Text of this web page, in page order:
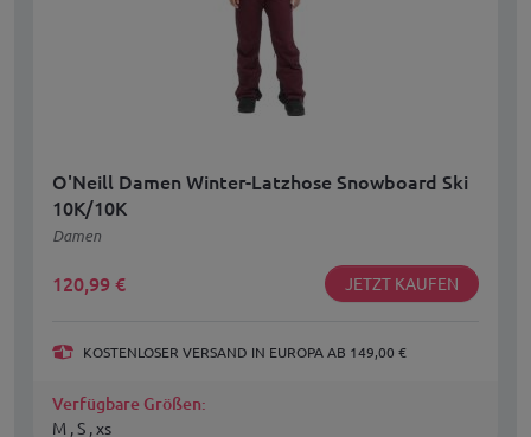
O'Neill Damen Winter-Latzhose Snowboard Ski
10K/10K
Damen
120,99 € JETZT KAUFEN
KOSTENLOSER VERSAND IN EUROPA AB 149,00 €
Verfügbare Größen:
M , S , xs